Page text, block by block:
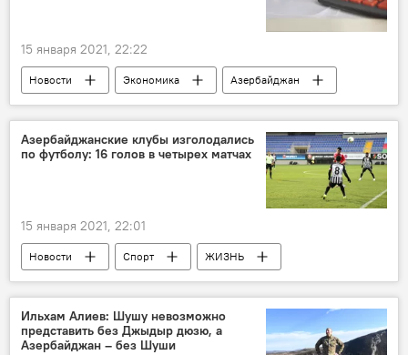
15 января 2021, 22:22
Новости Экономика
Азербайджан
ВВП
Азербайджанские клубы изголодались
по футболу: 16 голов в четырех матчах
15 января 2021, 22:01
Новости Спорт
ЖИЗНЬ
Азербайджан
футбол
футболисты
Ильхам Алиев: Шушу невозможно
представить без Джыдыр дюзю, а
Азербайджан – без Шуши